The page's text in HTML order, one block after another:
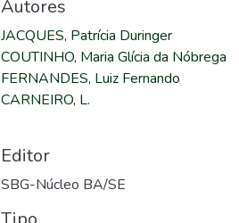
Autores
JACQUES, Patrícia Duringer
COUTINHO, Maria Glícia da Nóbrega
FERNANDES, Luiz Fernando
CARNEIRO, L.
Editor
SBG-Núcleo BA/SE